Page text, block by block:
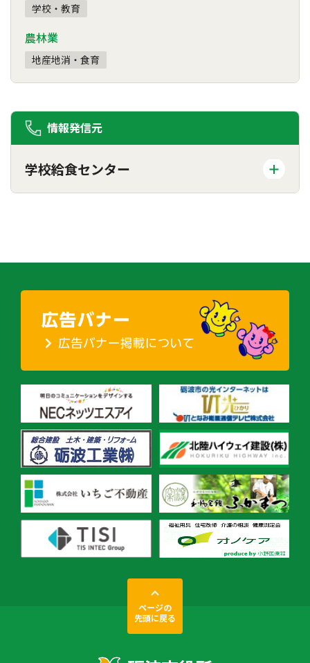
学校・教育
農林業
地産地消・食育
情報発信元
学校給食センター
ページの
先頭に戻る